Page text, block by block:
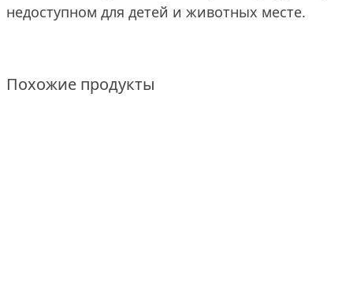
недоступном для детей и животных месте.
Похожие продукты